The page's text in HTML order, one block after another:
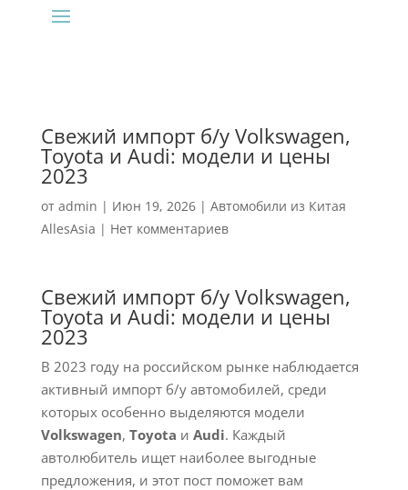
Свежий импорт б/у Volkswagen,
Toyota и Audi: модели и цены
2023
от admin | Июн 19, 2026| Автомобили из Китая
AllesAsia | Нет комментариев
Свежий импорт б/у Volkswagen,
Toyota и Audi: модели и цены
2023
В 2023 году на российском рынке наблюдается
активный импорт б/у автомобилей, среди
которых особенно выделяются модели
Volkswagen, Toyota и Audi. Каждый
автолюбитель ищет наиболее выгодные
предложения, и этот пост поможет вам